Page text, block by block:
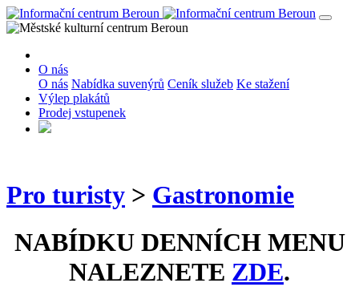
O nás
O nás Nabídka suvenýrů Ceník služeb Ke stažení
Výlep plakátů
Prodej vstupenek
Pro turisty > Gastronomie
NABÍDKU DENNÍCH MENU
NALEZNETE ZDE.